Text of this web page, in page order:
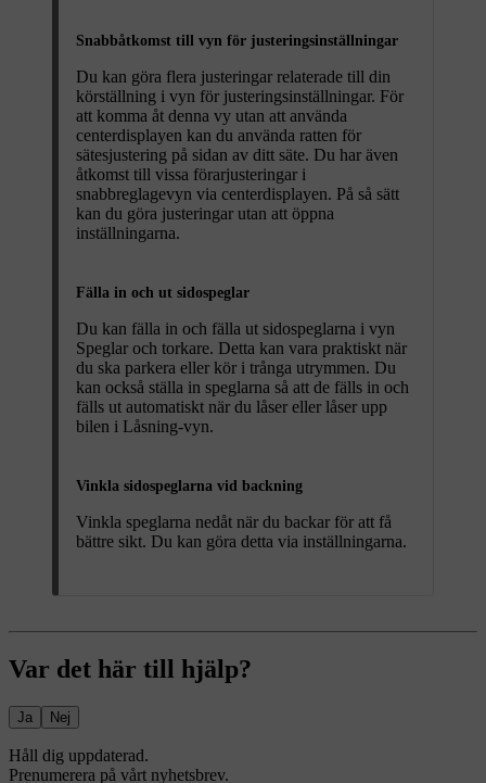
Snabbåtkomst till vyn för justeringsinställningar
Du kan göra flera justeringar relaterade till din
körställning i vyn för justeringsinställningar. För
att komma åt denna vy utan att använda
centerdisplayen kan du använda ratten för
sätesjustering på sidan av ditt säte. Du har även
åtkomst till vissa förarjusteringar i
snabbreglagevyn via centerdisplayen. På så sätt
kan du göra justeringar utan att öppna
inställningarna.
Fälla in och ut sidospeglar
Du kan fälla in och fälla ut sidospeglarna i vyn
Speglar och torkare. Detta kan vara praktiskt när
du ska parkera eller kör i trånga utrymmen. Du
kan också ställa in speglarna så att de fälls in och
fälls ut automatiskt när du låser eller låser upp
bilen i Låsning-vyn.
Vinkla sidospeglarna vid backning
Vinkla speglarna nedåt när du backar för att få
bättre sikt. Du kan göra detta via inställningarna.
Var det här till hjälp?
Ja Nej